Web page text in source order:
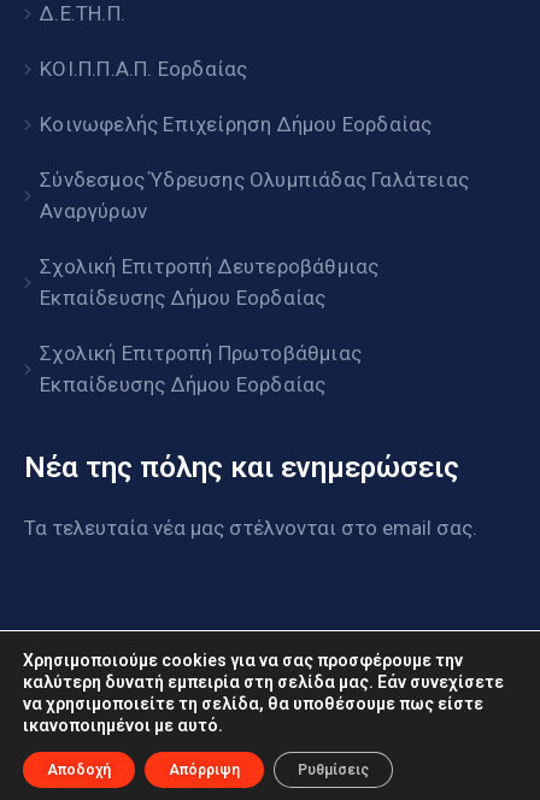
Δ.Ε.ΤΗ.Π.
ΚΟΙ.Π.Π.Α.Π. Εορδαίας
Κοινωφελής Επιχείρηση Δήμου Εορδαίας
Σύνδεσμος Ύδρευσης Ολυμπιάδας Γαλάτειας
Αναργύρων
Σχολική Επιτροπή Δευτεροβάθμιας
Εκπαίδευσης Δήμου Εορδαίας
Σχολική Επιτροπή Πρωτοβάθμιας
Εκπαίδευσης Δήμου Εορδαίας
Νέα της πόλης και ενημερώσεις
Τα τελευταία νέα μας στέλνονται στο email σας.
www.eordaia.gov.gr © 2022. Με επιφύλαξη παντός
δικαιώματος
Χρησιμοποιούμε cookies για να σας προσφέρουμε την
καλύτερη δυνατή εμπειρία στη σελίδα μας. Εάν συνεχίσετε
να χρησιμοποιείτε τη σελίδα, θα υποθέσουμε πως είστε
ικανοποιημένοι με αυτό.
Αποδοχή Απόρριψη Ρυθμίσεις